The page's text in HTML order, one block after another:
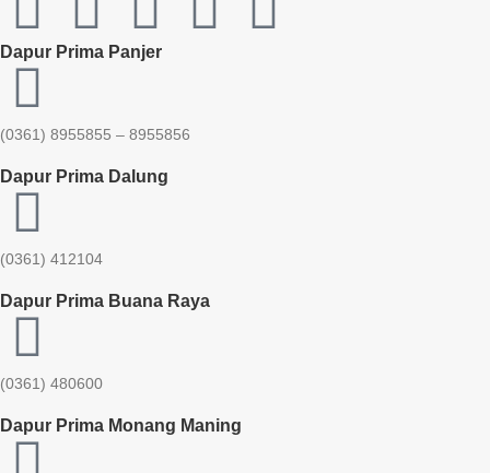
Dapur Prima Panjer
(0361) 8955855 – 8955856​
Dapur Prima Dalung
(0361) 412104
Dapur Prima Buana Raya
(0361) 480600
Dapur Prima Monang Maning